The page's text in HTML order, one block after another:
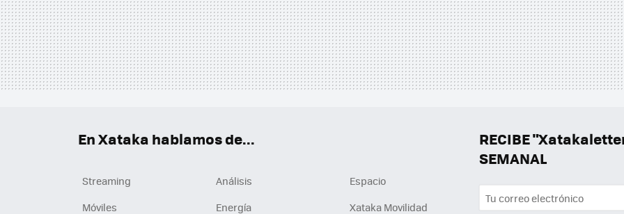
RECIBE
SEMANAL
En Xataka hablamos de...
Streaming Análisis
Espacio
Móviles
Energía Xataka Movilidad